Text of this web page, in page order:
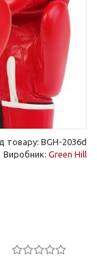
товару: BGH-2036d
Виробник: Green Hill